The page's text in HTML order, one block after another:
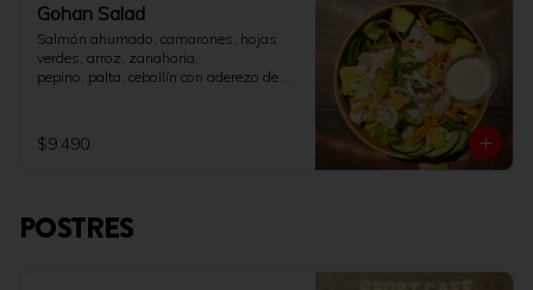
Gohan Salad
Salmón ahumado, camarones, hojas
verdes, arroz, zanahoria,
pepino, palta, cebollín con aderezo de
$9.490
POSTRES